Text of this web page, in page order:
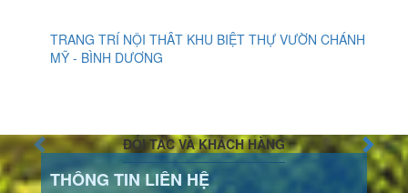
TRANG TRÍ NỘI THÂT KHU BIỆT THỰ VƯỜN CHÁNH
MỸ - BÌNH DƯƠNG
ĐỐI TÁC VÀ KHÁCH HÀNG
THÔNG TIN LIÊN HỆ